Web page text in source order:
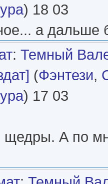
) 18 03
а дальше
: Темный
(Фэнтези,
) 17 03
щедры. А по